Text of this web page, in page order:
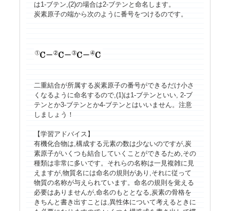
は1-ブテン,(2)の場合は2-ブテンと命名します。
炭素原子の端から次のように番号をつけるのです。
二重結合が所属する炭素原子の番号ができるだけ小さ
くなるように命名するので,(1)は1-ブテンといい, 2-ブ
テンとか3-ブテンとか4-ブテンとはいいません。注意
しましょう！
【学習アドバイス】
有機化合物は,構成する元素の数は少ないのですが,炭
素原子がいくつも結合していくことができるため,その
種類は非常に多いです。それらの名称は一見複雑に見
えますが,物質名には命名の規則があり,それに従って
物質の名称が与えられています。命名の規則を覚える
必要はありませんが,命名のもととなる,炭素の骨格を
きちんと書き出すことは,異性体について考えるときに